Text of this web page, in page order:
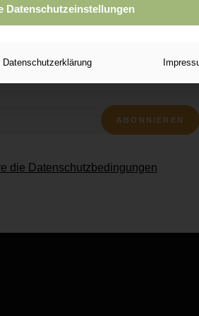
die Datenschutzbedingungen
Datenschutzeinstellungen
Datenschutzerklärung